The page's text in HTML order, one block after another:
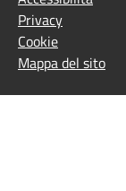
Privacy
Cookie
Mappa del sito